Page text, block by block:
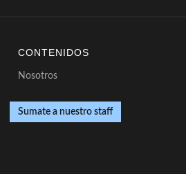
CONTENIDOS
Nosotros
Sumate a nuestro staff